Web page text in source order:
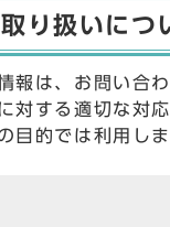
り扱いにつ
報は、お問い合
対する適切な対
目的では利用しま